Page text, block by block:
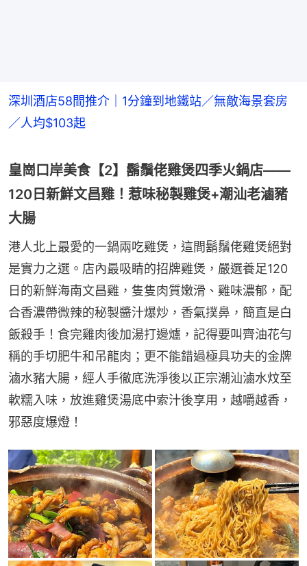
深圳酒店58間推介｜1分鐘到地鐵站／無敵海景套房
／人均$103起
皇崗口岸美食【2】鬍鬚佬雞煲四季火鍋店——
120日新鮮文昌雞！惹味秘製雞煲+潮汕老滷豬
大腸
港人北上最愛的一鍋兩吃雞煲，這間鬍鬚佬雞煲絕對
是實力之選。店內最吸睛的招牌雞煲，嚴選養足120
日的新鮮海南文昌雞，隻隻肉質嫩滑、雞味濃郁，配
合香濃帶微辣的秘製醬汁爆炒，香氣撲鼻，簡直是白
飯殺手！食完雞肉後加湯打邊爐，記得要叫齊油花勻
稱的手切肥牛和吊龍肉；更不能錯過極具功夫的金牌
滷水豬大腸，經人手徹底洗淨後以正宗潮汕滷水炆至
軟糯入味，放進雞煲湯底中索汁後享用，越嚼越香，
邪惡度爆燈！